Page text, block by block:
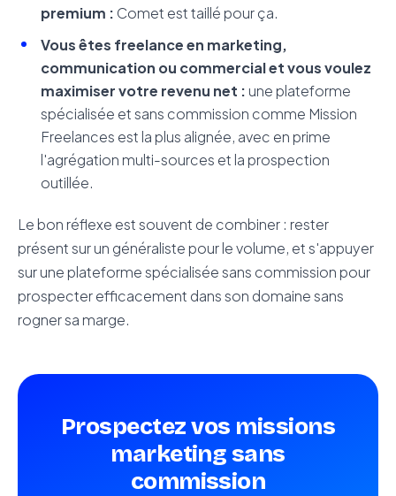
premium : Comet est taillé pour ça.
Vous êtes freelance en marketing,
communication ou commercial et vous voulez
maximiser votre revenu net : une plateforme
spécialisée et sans commission comme Mission
Freelances est la plus alignée, avec en prime
l'agrégation multi-sources et la prospection
outillée.
Le bon réflexe est souvent de combiner : rester
présent sur un généraliste pour le volume, et s'appuyer
sur une plateforme spécialisée sans commission pour
prospecter efficacement dans son domaine sans
rogner sa marge.
Prospectez vos missions
marketing sans
commission